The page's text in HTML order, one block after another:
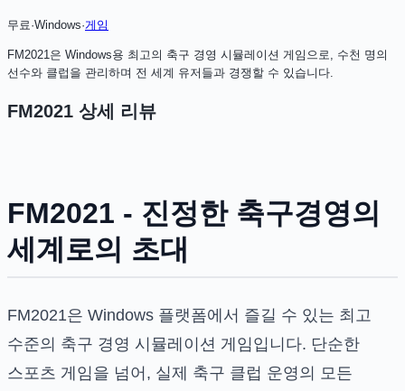
무료·Windows·게임
FM2021은 Windows용 최고의 축구 경영 시뮬레이션 게임으로, 수천 명의
선수와 클럽을 관리하며 전 세계 유저들과 경쟁할 수 있습니다.
FM2021 상세 리뷰
FM2021 - 진정한 축구경영의
세계로의 초대
FM2021은 Windows 플랫폼에서 즐길 수 있는 최고
수준의 축구 경영 시뮬레이션 게임입니다. 단순한
스포츠 게임을 넘어, 실제 축구 클럽 운영의 모든